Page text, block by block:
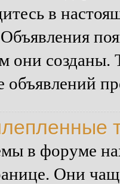
в
они
объявлений
в форуме
Они